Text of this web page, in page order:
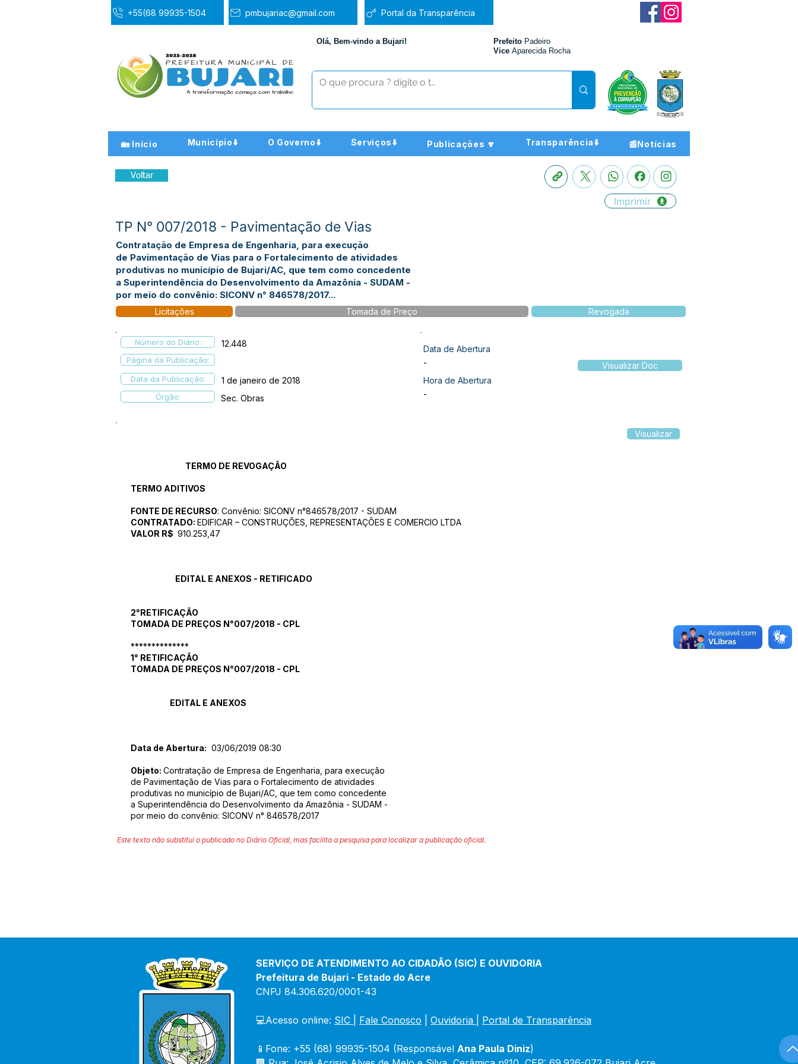
+55(68 99935-1504 pmbujariac@gmail.com Portal da Transparência
Olá, Bem-vindo a Bujari! Prefeito Padeiro
Vice Aparecida Rocha
🏡 Início Município⬇️ O Governo⬇️ Serviços⬇️ Publicações 🔽 Transparência⬇️ 📰Notícias
Voltar
Imprimir
TP N° 007/2018 - Pavimentação de Vias
Contratação de Empresa de Engenharia, para execução
de Pavimentação de Vias para o Fortalecimento de atividades
produtivas no município de Bujari/AC, que tem como concedente
a Superintendência do Desenvolvimento da Amazônia - SUDAM -
por meio do convênio: SICONV n° 846578/2017...
Licitações Tomada de Preço Revogada
Número do Diário: 12.448
Página da Publicação:
Data da Publicação:
1 de janeiro de 2018
Órgão: Sec. Obras
Data de Abertura
-
Hora de Abertura
-
Visualizar Doc
Visualizar
TERMO DE REVOGAÇÃO
TERMO ADITIVOS
FONTE DE RECURSO: Convênio: SICONV n°846578/2017 - SUDAM
CONTRATADO: EDIFICAR – CONSTRUÇÕES, REPRESENTAÇÕES E COMERCIO LTDA
VALOR R$ 910.253,47
EDITAL E ANEXOS - RETIFICADO
2°RETIFICAÇÃO
TOMADA DE PREÇOS N°007/2018 - CPL
**************
1° RETIFICAÇÃO
TOMADA DE PREÇOS N°007/2018 - CPL
EDITAL E ANEXOS
Data de Abertura: 03/06/2019 08:30
Objeto: Contratação de Empresa de Engenharia, para execução
de Pavimentação de Vias para o Fortalecimento de atividades
produtivas no município de Bujari/AC, que tem como concedente
a Superintendência do Desenvolvimento da Amazônia - SUDAM -
por meio do convênio: SICONV n° 846578/2017
Este texto não substitui o publicado no Diário Oficial, mas facilita a pesquisa para localizar a publicação oficial.
SERVIÇO DE ATENDIMENTO AO CIDADÃO (SIC) E OUVIDORIA
Prefeitura de Bujari - Estado do Acre
CNPJ 84.306.620/0001-43
💻Acesso online: SIC Fale Conosco Ouvidoria Portal de Transparência
📱Fone: +55 (68) 99935-1504 (Responsável Ana Paula Diniz)